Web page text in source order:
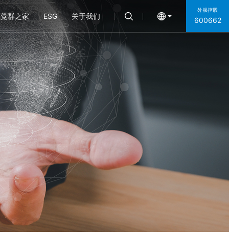
党群之家 ESG 关于我们
外服控股
600662